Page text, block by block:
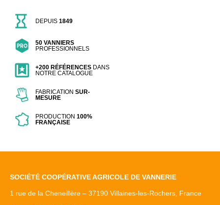
DEPUIS1849
50 VANNIERS
PROFESSIONNELS
+200 RÉFÉRENCES DANS
NOTRE CATALOGUE
FABRICATIONSUR-
MESURE
PRODUCTION100%
FRANÇAISE
SOCIÉTÉ COOPÉRATIVE AGRICOLE DE VANNERIE
1 rue de la Cheneillère – 37190 Villaines-les-Rochers, France